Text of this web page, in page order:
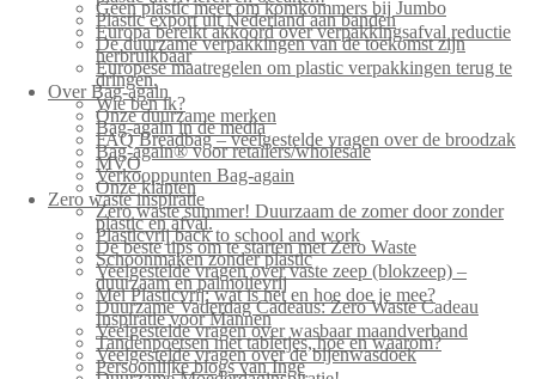
Geen plastic meer om komkommers bij Jumbo
Plastic export uit Nederland aan banden
Europa bereikt akkoord over verpakkingsafval reductie
De duurzame verpakkingen van de toekomst zijn
herbruikbaar
Europese maatregelen om plastic verpakkingen terug te
dringen.
Over Bag-again
Wie ben ik?
Onze duurzame merken
Bag-again in de media
FAQ Breadbag – veelgestelde vragen over de broodzak
Bag-again® voor retailers/wholesale
MVO
Verkooppunten Bag-again
Onze klanten
Zero waste inspiratie
Zero waste summer! Duurzaam de zomer door zonder
plastic en afval.
Plasticvrij back to school and work
De beste tips om te starten met Zero Waste
Schoonmaken zonder plastic
Veelgestelde vragen over vaste zeep (blokzeep) –
duurzaam en palmolievrij
Mei Plasticvrij: wat is het en hoe doe je mee?
Duurzame Vaderdag Cadeaus: Zero Waste Cadeau
Inspiratie voor Mannen
Veelgestelde vragen over wasbaar maandverband
Tandenpoetsen met tabletjes, hoe en waarom?
Veelgestelde vragen over de bijenwasdoek
Persoonlijke blogs van Inge